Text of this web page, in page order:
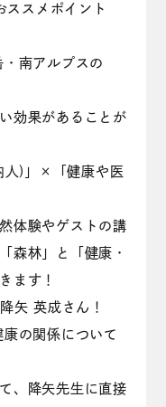
スメポイント
南アルプスの
効果があることが
人)」×「健康や医
体験やゲストの講
森林」と「健康・
ます！
矢 英成さん！
の関係について
、降矢先生に直接